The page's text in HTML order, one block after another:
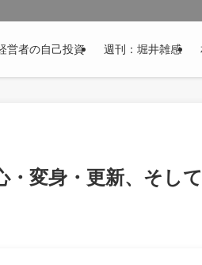
営者の自己投資 週刊：堀井雑感
・変身・更新、そし